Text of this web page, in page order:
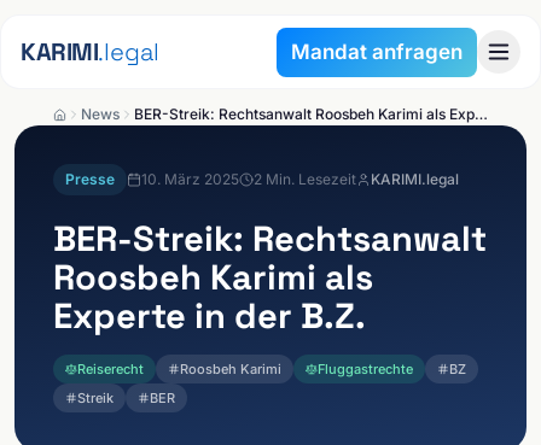
KARIMI.legal Mandat anfragen
News BER-Streik: Rechtsanwalt Roosbeh Karimi als Experte in der B.Z.
Presse 10. März 2025 2 Min. Lesezeit KARIMI.legal
BER-Streik: Rechtsanwalt
Roosbeh Karimi als
Experte in der B.Z.
Reiserecht Roosbeh Karimi Fluggastrechte
BZ
Streik
BER